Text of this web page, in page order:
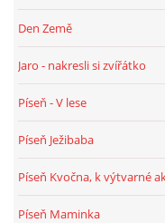
SVATÝ VÁCLAV
20.10. DEN STROMŮ
Den Země
Jaro - nakresli si zvířátko
Píseň - V lese
Píseň Ježibaba
Píseň Kvočna, k výtvarné
Píseň Maminka